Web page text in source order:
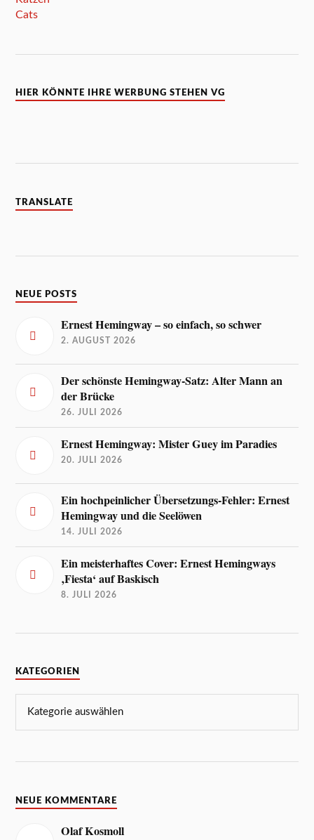
HIER KÖNNTE IHRE WERBUNG STEHEN VG
TRANSLATE
NEUE POSTS
Ernest Hemingway – so einfach, so schwer
2. AUGUST 2026
Der schönste Hemingway-Satz: Alter Mann an
der Brücke
26. JULI 2026
Ernest Hemingway: Mister Guey im Paradies
20. JULI 2026
Ein hochpeinlicher Übersetzungs-Fehler: Ernest
Hemingway und die Seelöwen
14. JULI 2026
Ein meisterhaftes Cover: Ernest Hemingways
‚Fiesta‘ auf Baskisch
8. JULI 2026
KATEGORIEN
NEUE KOMMENTARE
Olaf Kosmoll